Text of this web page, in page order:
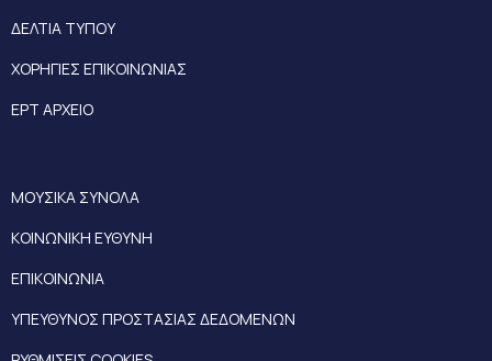
ΔΕΛΤΙΑ ΤΥΠΟΥ
ΧΟΡΗΓΙΕΣ ΕΠΙΚΟΙΝΩΝΙΑΣ
ΕΡΤ ΑΡΧΕΙΟ
ΜΟΥΣΙΚΑ ΣΥΝΟΛΑ
ΚΟΙΝΩΝΙΚΗ ΕΥΘΥΝΗ
ΕΠΙΚΟΙΝΩΝΙΑ
ΥΠΕΥΘΥΝΟΣ ΠΡΟΣΤΑΣΙΑΣ ΔΕΔΟΜΕΝΩΝ